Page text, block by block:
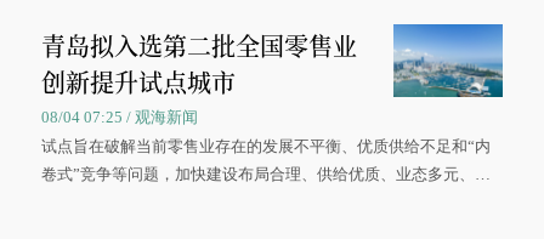
大学材料科学与工程学院材料类专业的录取通知书。
青岛拟入选第二批全国零售业
创新提升试点城市
08/04 07:25 / 观海新闻
试点旨在破解当前零售业存在的发展不平衡、优质供给不足和“内
卷式”竞争等问题，加快建设布局合理、供给优质、业态多元、智